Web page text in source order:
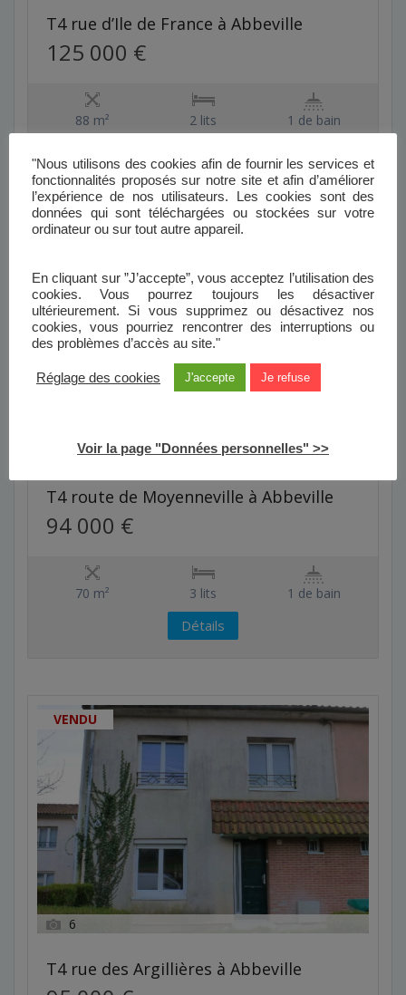
T4 rue d’Ile de France à Abbeville
125 000 €
88 m² 2 lits 1 de bain
T4 route de Moyenneville à Abbeville
94 000 €
70 m² 3 lits 1 de bain
Détails
VENDU
6
T4 rue des Argillières à Abbeville
"Nous utilisons des cookies afin de fournir les services et
fonctionnalités proposés sur notre site et afin d’améliorer
l’expérience de nos utilisateurs. Les cookies sont des
données qui sont téléchargées ou stockées sur votre
ordinateur ou sur tout autre appareil.
En cliquant sur ”J’accepte”, vous acceptez l’utilisation des
cookies. Vous pourrez toujours les désactiver
ultérieurement. Si vous supprimez ou désactivez nos
cookies, vous pourriez rencontrer des interruptions ou
des problèmes d’accès au site."
Réglage des cookies J'accepte Je refuse
Voir la page "Données personnelles" >>